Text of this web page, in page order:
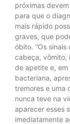
próximas
para que o
mais rápido
graves, que
óbito. “Os
cabeça, vômito,
de apetite e,
bacteriana,
tremores e uma
nunca teve na
aparecer esses
imediatamente